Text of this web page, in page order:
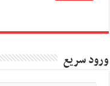
ورود سریع